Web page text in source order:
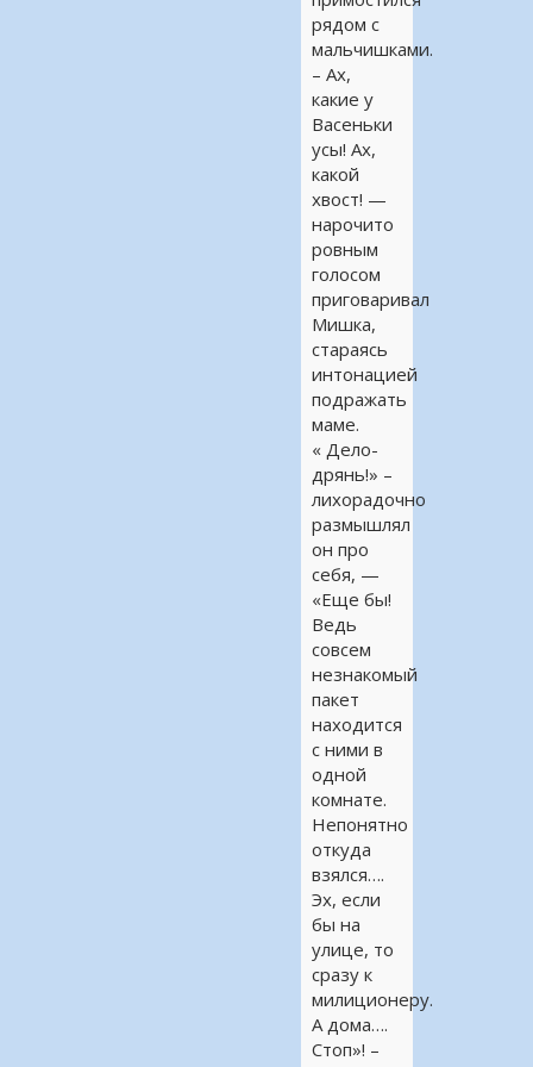
рядом с
мальчишками.
– Ах,
какие у
Васеньки
усы! Ах,
какой
хвост! —
нарочито
ровным
голосом
приговаривал
Мишка,
стараясь
интонацией
подражать
маме.
« Дело-
дрянь!» –
лихорадочно
размышлял
он про
себя, —
«Еще бы!
Ведь
совсем
незнакомый
пакет
находится
с ними в
одной
комнате.
Непонятно
откуда
взялся….
Эх, если
бы на
улице, то
сразу к
милиционеру.
А дома….
Стоп»! –